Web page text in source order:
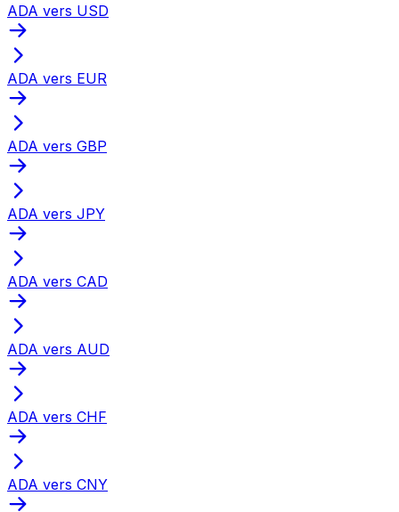
ADA vers USD
ADA vers EUR
ADA vers GBP
ADA vers JPY
ADA vers CAD
ADA vers AUD
ADA vers CHF
ADA vers CNY